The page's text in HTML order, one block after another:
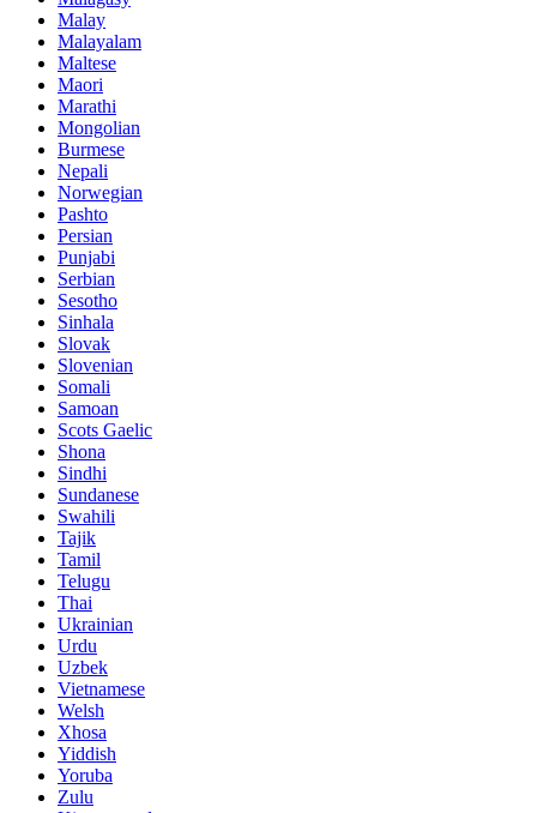
Malay
Malayalam
Maltese
Maori
Marathi
Mongolian
Burmese
Nepali
Norwegian
Pashto
Persian
Punjabi
Serbian
Sesotho
Sinhala
Slovak
Slovenian
Somali
Samoan
Scots Gaelic
Shona
Sindhi
Sundanese
Swahili
Tajik
Tamil
Telugu
Thai
Ukrainian
Urdu
Uzbek
Vietnamese
Welsh
Xhosa
Yiddish
Yoruba
Zulu